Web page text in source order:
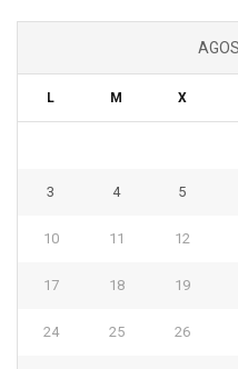
L M X
3 4 5
10 11 12
17 18 19
24 25 26